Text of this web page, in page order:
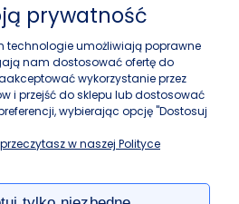
216
460 Warszawa
22 243 37 87
Pomoc
prywatność
technologie umożliwiają poprawne
nam dostosować ofertę do
wykorzystanie przez
i przejść do sklepu lub dostosować
wybierając opcję "Dostosuj
w naszej Polityce